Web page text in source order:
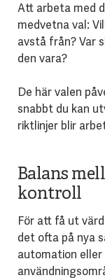
Att arbeta med
medvetna val:
avstå från? Var
den vara?
De här valen
snabbt du kan
riktlinjer blir
Balans
kontroll
För att få ut
det ofta på nya
automation